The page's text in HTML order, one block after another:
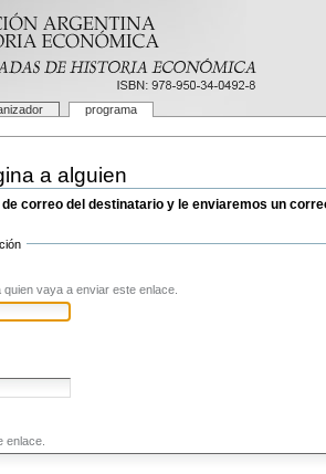
programa
a alguien
correo del destinatario y le enviaremos un
vaya a enviar este enlace.
enlace.